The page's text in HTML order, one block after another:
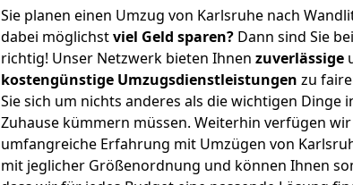
Sie planen einen Umzug von Karlsruhe nach
dabei möglichstviel Geld sparen? Dann sind Sie
richtig! Unser Netzwerk bieten Ihnen zuverlässige
kostengünstige Umzugsdienstleistungen zu
Sie sich um nichts anderes als die wichtigen Dinge
Zuhause kümmern müssen. Weiterhin verfügen
umfangreiche Erfahrung mit Umzügen von
mit jeglicher Größenordnung und können Ihnen